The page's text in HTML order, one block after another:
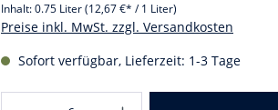
Inhalt:0.75 Liter(12,67 €* / 1 Liter)
Preise inkl. MwSt. zzgl. Versandkosten
Sofort verfügbar, Lieferzeit: 1-3 Tage